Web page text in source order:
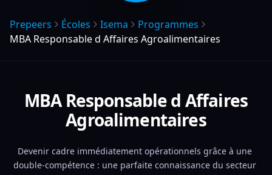
Prepeers Écoles Isema
Programmes
MBA Responsable d Affaires Agroalimentaires
MBA Responsable d Affaires
Agroalimentaires
Devenir cadre immédiatement opérationnels grâce à une
double-compétence : une parfaite connaissance du secteur